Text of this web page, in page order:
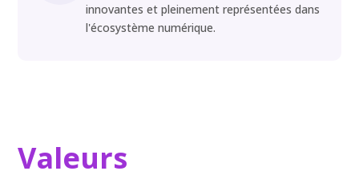
innovantes et pleinement représentées dans
l'écosystème numérique.
Valeurs